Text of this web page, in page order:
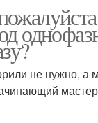
не нужно, а